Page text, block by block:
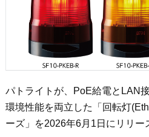
パトライトが、PoE給電とLAN
環境性能を両立した「回転灯
ーズ」を2026年6月1日にリリー